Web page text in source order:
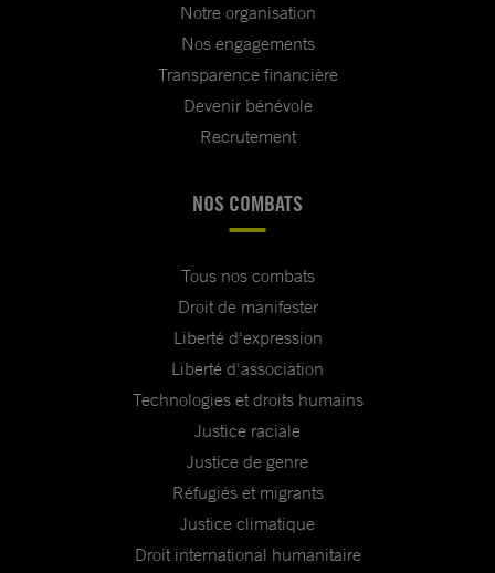
Notre organisation
Nos engagements
Transparence financière
Devenir bénévole
Recrutement
NOS COMBATS
Tous nos combats
Droit de manifester
Liberté d'expression
Liberté d'association
Technologies et droits humains
Justice raciale
Justice de genre
Réfugiés et migrants
Justice climatique
Droit international humanitaire